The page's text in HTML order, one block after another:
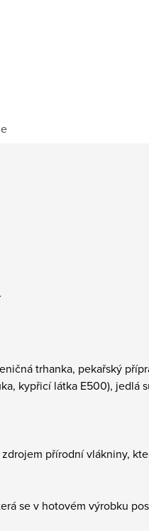
trhanka, pekařský
kypřicí látka E500),
přírodní vlákniny,
se v hotovém výrobku